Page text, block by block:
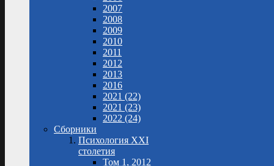
2007
2008
2009
2010
2011
2012
2013
2016
2021 (22)
2021 (23)
2022 (24)
Сборники
Психология XXI
столетия
Том 1, 2012